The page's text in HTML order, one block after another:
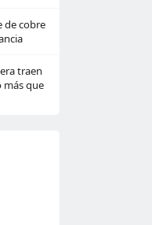
de cobre
traen
más que